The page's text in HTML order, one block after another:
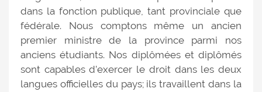
dans la fonction publique, tant provinciale que
fédérale. Nous comptons même un ancien
premier ministre de la province parmi nos
anciens étudiants. Nos diplômées et diplômés
sont capables d’exercer le droit dans les deux
langues officielles du pays; ils travaillent dans la